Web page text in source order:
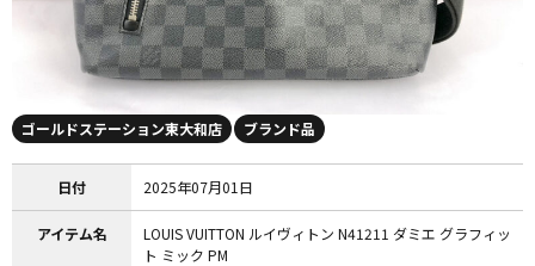
ゴールドステーション東大和店 ブランド品
日付 2025年07月01日
アイテム名
LOUIS VUITTON ルイヴィトン N41211 ダミエ グラフィッ
ト ミック PM